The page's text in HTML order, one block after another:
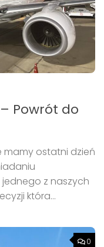
Powrót do
mamy ostatni dzień
z naszych
która...
0